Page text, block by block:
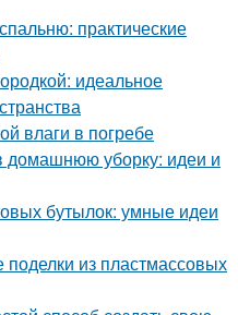
практические
идеальное
влаги в погребе
домашнюю уборку: идеи и
бутылок: умные идеи
из пластмассовых